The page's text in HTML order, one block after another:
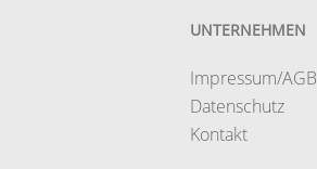
UNTERNEHMEN
Impressum/AGB
Datenschutz
Kontakt